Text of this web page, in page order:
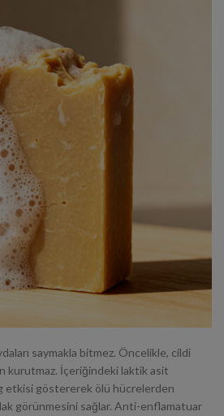
saymakla bitmez. Öncelikle, cildi
kurutmaz. İçeriğindeki laktik asit
etkisi göstererek ölü hücrelerden
görünmesini sağlar. Anti-enflamatuar